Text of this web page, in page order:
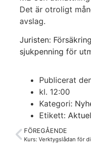
Det är otroligt
avslag.
Juristen:
sjukpenning för
Publicerat
kl. 12:00
Kategori:
Etikett:
FÖREGÅENDE